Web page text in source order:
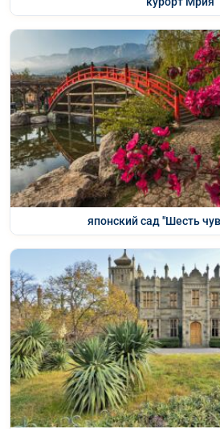
японский сад "Шесть